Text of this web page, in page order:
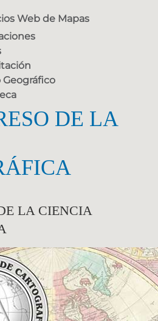
Web de Mapas
Geográfico
DE LA
LA CIENCIA